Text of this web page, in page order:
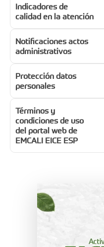
Indicadores de
calidad en la atención
Notificaciones actos
administrativos
Protección datos
personales
Términos y
condiciones de uso
del portal web de
EMCALI EICE ESP